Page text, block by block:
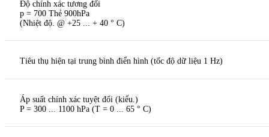
Độ chính xác tương đối
p = 700 Thẻ 900hPa
(Nhiệt độ. @ +25 ... + 40 ° C)
Tiêu thụ hiện tại trung bình điển hình (tốc độ dữ liệu 1 Hz)
Áp suất chính xác tuyệt đối (kiểu.)
P = 300 ... 1100 hPa (T = 0 ... 65 ° C)